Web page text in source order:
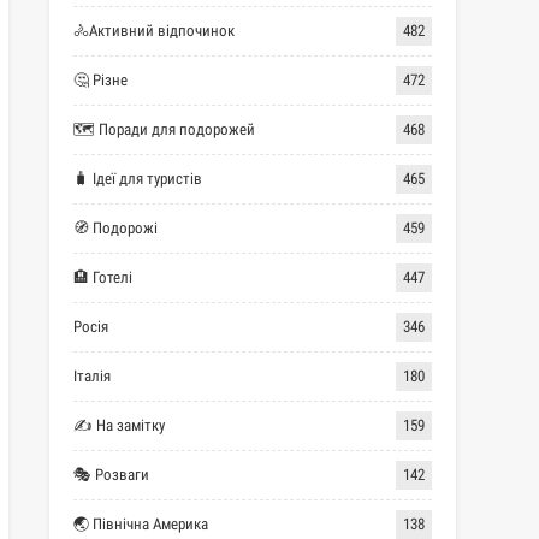
🚴Активний відпочинок 482
🤔 Різне 472
🗺 Поради для подорожей 468
🧳 Ідеї для туристів 465
🧭 Подорожі 459
🏨 Готелі 447
Росія 346
Італія 180
✍ На замітку 159
🎭 Розваги 142
🌏 Північна Америка 138